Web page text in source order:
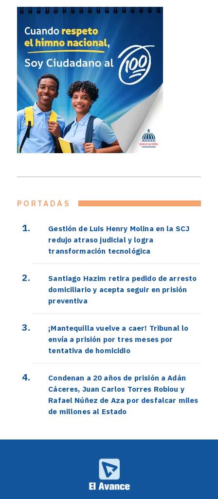
PORTADAS
Gestión de Luis Henry Molina en la SCJ
redujo atraso judicial y logra
transformación tecnológica
Santiago Hazim retira pedido de arresto
domiciliario y acepta seguir en prisión
preventiva
¡Mantequilla vuelve a caer! Tribunal lo
envía a prisión por tres meses por
tentativa de homicidio
Condenan a 20 años de prisión a Adán
Cáceres, Juan Carlos Torres Robiou y
Rafael Núñez de Aza por desfalcar miles
de millones al Estado